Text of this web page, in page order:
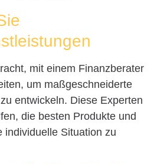
mit einem Finanzberater
um maßgeschneiderte
entwickeln. Diese Experten
die besten Produkte und
individuelle Situation zu